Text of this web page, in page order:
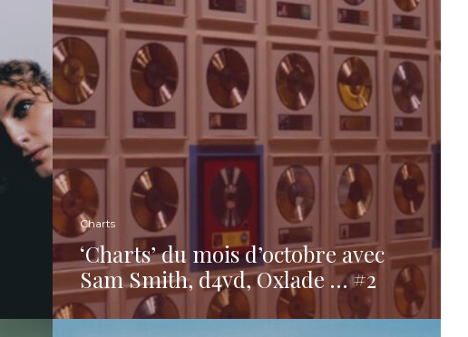
Charts
‘Charts’ du mois d’octobre avec
Sam Smith, d4vd, Oxlade … #2